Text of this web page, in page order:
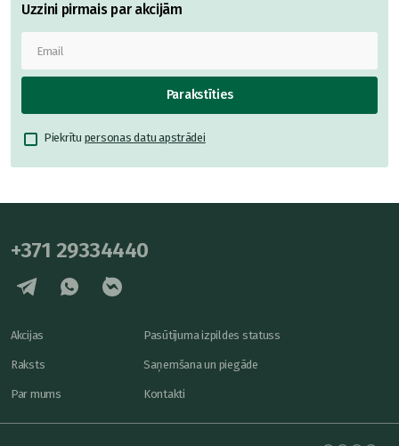
Uzzini pirmais par akcijām
Parakstīties
Piekrītu personas datu apstrādei
+371 29334440
Akcijas
Raksts
Par mums
Pasūtījuma izpildes statuss
Saņemšana un piegāde
Kontakti